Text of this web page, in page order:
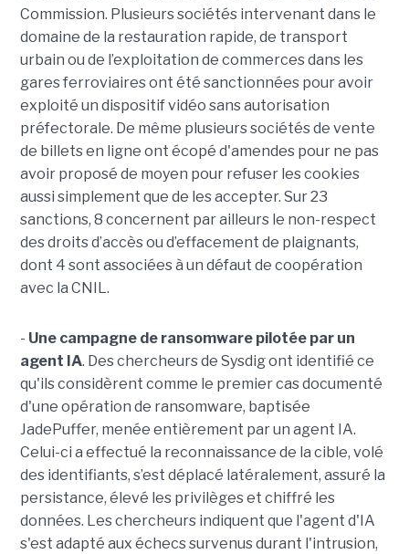
Commission. Plusieurs sociétés intervenant dans le
domaine de la restauration rapide, de transport
urbain ou de l’exploitation de commerces dans les
gares ferroviaires ont été sanctionnées pour avoir
exploité un dispositif vidéo sans autorisation
préfectorale. De même plusieurs sociétés de vente
de billets en ligne ont écopé d'amendes pour ne pas
avoir proposé de moyen pour refuser les cookies
aussi simplement que de les accepter. Sur 23
sanctions, 8 concernent par ailleurs le non-respect
des droits d’accès ou d’effacement de plaignants,
dont 4 sont associées à un défaut de coopération
avec la CNIL.
- Une campagne de ransomware pilotée par un
agent IA. Des chercheurs de Sysdig ont identifié ce
qu'ils considèrent comme le premier cas documenté
d'une opération de ransomware, baptisée
JadePuffer, menée entièrement par un agent IA.
Celui-ci a effectué la reconnaissance de la cible, volé
des identifiants, s’est déplacé latéralement, assuré la
persistance, élevé les privilèges et chiffré les
données. Les chercheurs indiquent que l'agent d'IA
s'est adapté aux échecs survenus durant l'intrusion,